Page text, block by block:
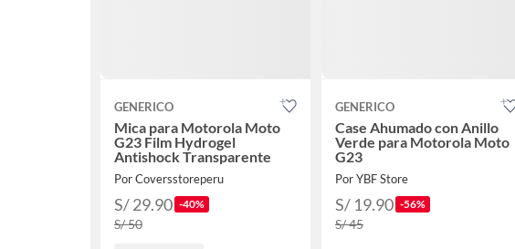
GENERICO
Mica para Motorola Moto
G23 Film Hydrogel
Antishock Transparente
Por Coversstoreperu
S/ 29.90 -40%
S/ 50
GENERICO
Case Ahumado con Anillo
Verde para Motorola Moto
G23
Por YBF Store
S/ 19.90 -56%
S/ 45